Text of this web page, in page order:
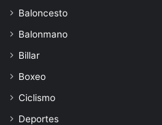
Baloncesto
Balonmano
Billar
Boxeo
Ciclismo
Deportes